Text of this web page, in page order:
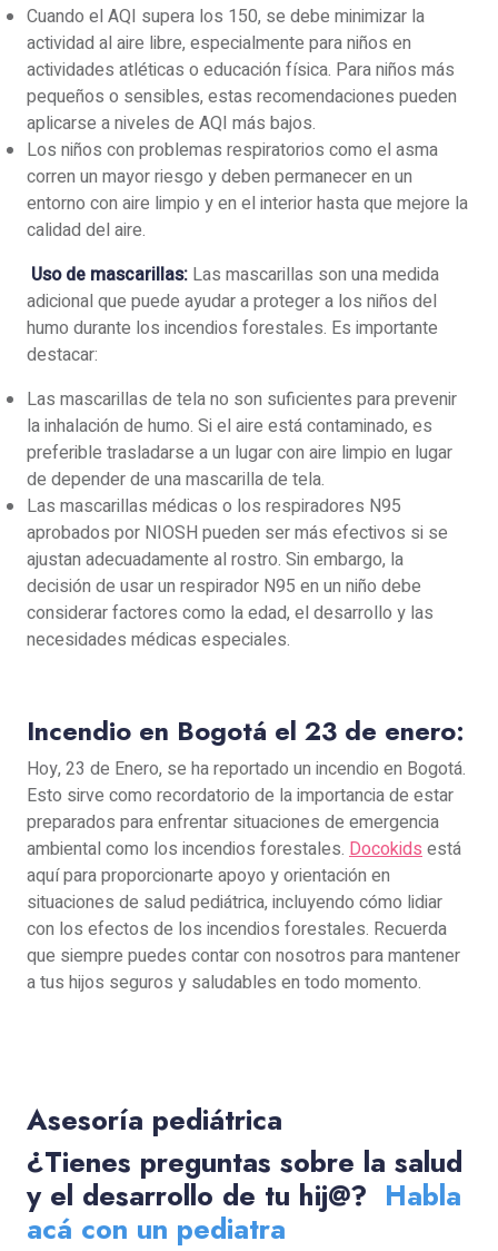
Cuando el AQI supera los 150, se debe minimizar la
actividad al aire libre, especialmente para niños en
actividades atléticas o educación física. Para niños más
pequeños o sensibles, estas recomendaciones pueden
aplicarse a niveles de AQI más bajos.
Los niños con problemas respiratorios como el asma
corren un mayor riesgo y deben permanecer en un
entorno con aire limpio y en el interior hasta que mejore la
calidad del aire.
Uso de mascarillas: Las mascarillas son una medida
adicional que puede ayudar a proteger a los niños del
humo durante los incendios forestales. Es importante
destacar:
Las mascarillas de tela no son suficientes para prevenir
la inhalación de humo. Si el aire está contaminado, es
preferible trasladarse a un lugar con aire limpio en lugar
de depender de una mascarilla de tela.
Las mascarillas médicas o los respiradores N95
aprobados por NIOSH pueden ser más efectivos si se
ajustan adecuadamente al rostro. Sin embargo, la
decisión de usar un respirador N95 en un niño debe
considerar factores como la edad, el desarrollo y las
necesidades médicas especiales.
Incendio en Bogotá el 23 de enero:
Hoy, 23 de Enero, se ha reportado un incendio en Bogotá.
Esto sirve como recordatorio de la importancia de estar
preparados para enfrentar situaciones de emergencia
ambiental como los incendios forestales. Docokidsestá
aquí para proporcionarte apoyo y orientación en
situaciones de salud pediátrica, incluyendo cómo lidiar
con los efectos de los incendios forestales. Recuerda
que siempre puedes contar con nosotros para mantener
a tus hijos seguros y saludables en todo momento.
Asesoría pediátrica
¿Tienes preguntas sobre la salud
y el desarrollo de tu hij@? Habla
acá con un pediatra